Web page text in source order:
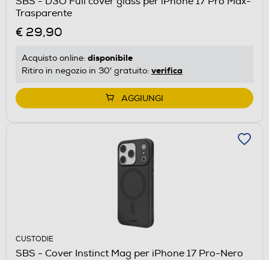
Trasparente
€ 29,90
Acquisto online: disponibile
Ritiro in negozio in 30' gratuito: verifica
AGGIUNGI
CUSTODIE
SBS - Cover Instinct Mag per iPhone 17 Pro-Nero